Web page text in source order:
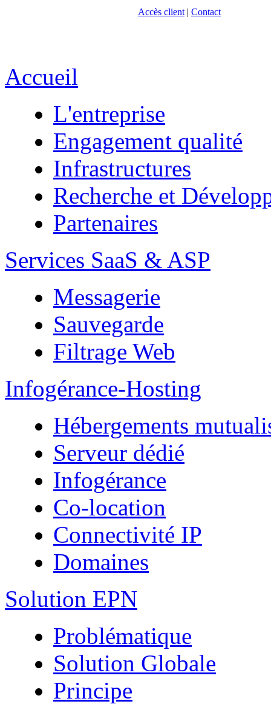
Accès client | Contact
Accueil
L'entreprise
Engagement qualité
Infrastructures
Recherche et
Partenaires
Services SaaS & ASP
Messagerie
Sauvegarde
Filtrage Web
Infogérance-Hosting
Hébergements
Serveur dédié
Infogérance
Co-location
Connectivité IP
Domaines
Solution EPN
Problématique
Solution Globale
Principe